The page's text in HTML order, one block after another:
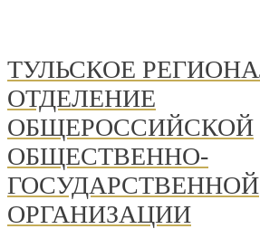
ТУЛЬСКОЕ
ОТДЕЛЕНИЕ
ОБЩЕРОССИЙСКОЙ
ОБЩЕСТВЕННО-
ГОСУДАРСТВЕННОЙ
ОРГАНИЗАЦИИ